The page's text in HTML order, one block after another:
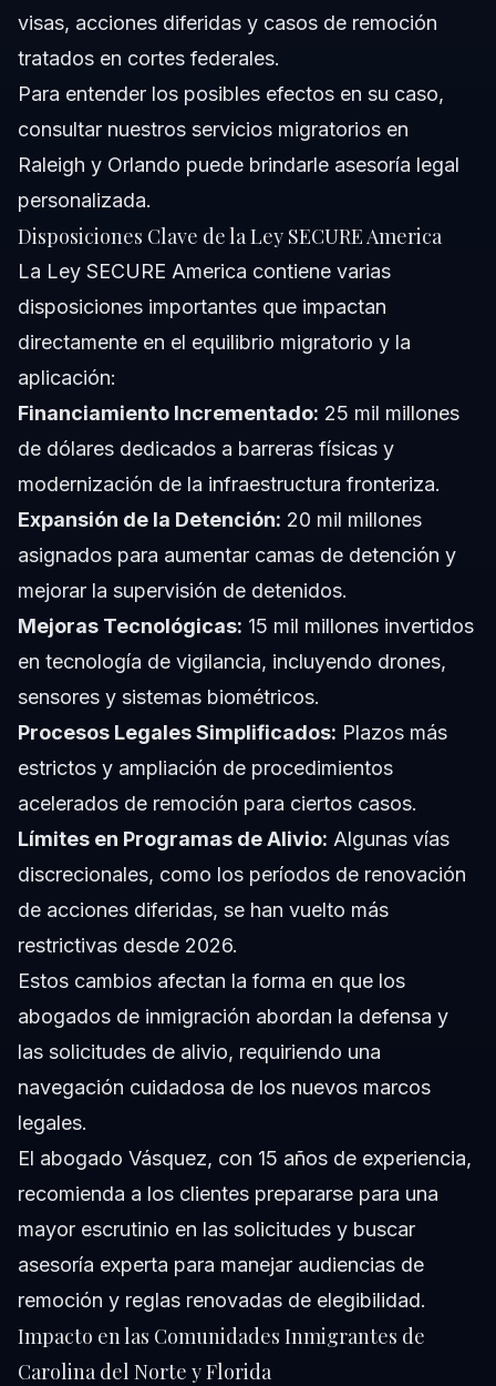
visas, acciones diferidas y casos de remoción
tratados en cortes federales.
Para entender los posibles efectos en su caso,
consultar nuestros servicios migratorios en
Raleigh y Orlando puede brindarle asesoría legal
personalizada.
Disposiciones Clave de la Ley SECURE America
La Ley SECURE America contiene varias
disposiciones importantes que impactan
directamente en el equilibrio migratorio y la
aplicación:
Financiamiento Incrementado: 25 mil millones
de dólares dedicados a barreras físicas y
modernización de la infraestructura fronteriza.
Expansión de la Detención: 20 mil millones
asignados para aumentar camas de detención y
mejorar la supervisión de detenidos.
Mejoras Tecnológicas: 15 mil millones invertidos
en tecnología de vigilancia, incluyendo drones,
sensores y sistemas biométricos.
Procesos Legales Simplificados: Plazos más
estrictos y ampliación de procedimientos
acelerados de remoción para ciertos casos.
Límites en Programas de Alivio: Algunas vías
discrecionales, como los períodos de renovación
de acciones diferidas, se han vuelto más
restrictivas desde 2026.
Estos cambios afectan la forma en que los
abogados de inmigración abordan la defensa y
las solicitudes de alivio, requiriendo una
navegación cuidadosa de los nuevos marcos
legales.
El abogado Vásquez, con 15 años de experiencia,
recomienda a los clientes prepararse para una
mayor escrutinio en las solicitudes y buscar
asesoría experta para manejar audiencias de
remoción y reglas renovadas de elegibilidad.
Impacto en las Comunidades Inmigrantes de
Carolina del Norte y Florida